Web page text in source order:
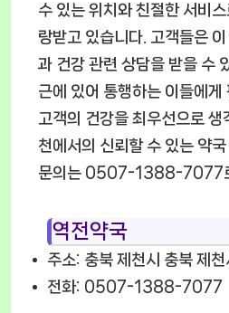
수 있는 위치와 친절한 서비
랑받고 있습니다. 고객들은
과 건강 관련 상담을 받을 수
근에 있어 통행하는 이들에게
고객의 건강을 최우선으로 생
천에서의 신뢰할 수 있는 약
문의는 0507-1388-7077
역전약국
주소: 충북 제천시 충북 제
전화: 0507-1388-7077